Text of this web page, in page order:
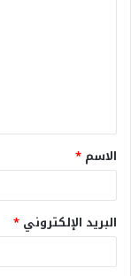
الاسم *
البريد الإلكتروني *